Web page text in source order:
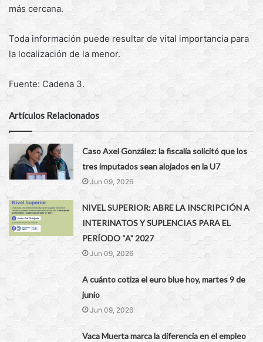
más cercana.
Toda información puede resultar de vital importancia para
la localización de la menor.
Fuente: Cadena 3.
Artículos Relacionados
Caso Axel González: la fiscalía solicitó que los
tres imputados sean alojados en la U7
Jun 09, 2026
NIVEL SUPERIOR: ABRE LA INSCRIPCIÓN A
INTERINATOS Y SUPLENCIAS PARA EL
PERÍODO “A” 2027
Jun 09, 2026
A cuánto cotiza el euro blue hoy, martes 9 de
junio
Jun 09, 2026
Vaca Muerta marca la diferencia en el empleo